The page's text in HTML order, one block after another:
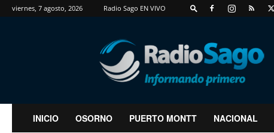
viernes, 7 agosto, 2026 Radio Sago EN VIVO
RadioSago
INICIO OSORNO PUERTO MONTT NACIONAL